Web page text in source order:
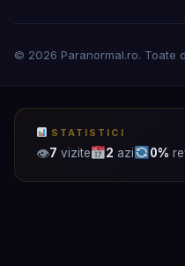
© 2026 Paranormal.ro. Toate
STATISTICI
👁7 vizite 2 azi 0%